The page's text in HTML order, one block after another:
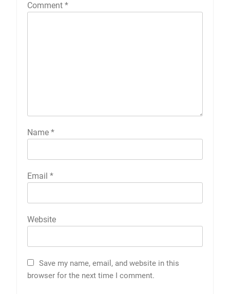
Comment *
Name *
Email *
Website
Save my name, email, and website in this
browser for the next time I comment.